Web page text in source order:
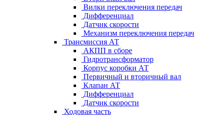
Вилки переключения передач
Дифференциал
Датчик скорости
Механизм переключения передач
Трансмиссия АТ
АКПП в сборе
Гидротрансформатор
Корпус коробки АТ
Первичный и вторичный вал
Клапан АТ
Дифференциал
Датчик скорости
Ходовая часть